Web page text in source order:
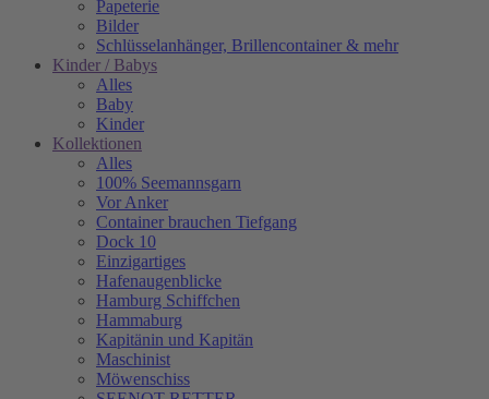
Papeterie
Bilder
Schlüsselanhänger, Brillencontainer & mehr
Kinder / Babys
Alles
Baby
Kinder
Kollektionen
Alles
100% Seemannsgarn
Vor Anker
Container brauchen Tiefgang
Dock 10
Einzigartiges
Hafenaugen­blicke
Hamburg Schiffchen
Hammaburg
Kapitänin und Kapitän
Maschinist
Möwenschiss